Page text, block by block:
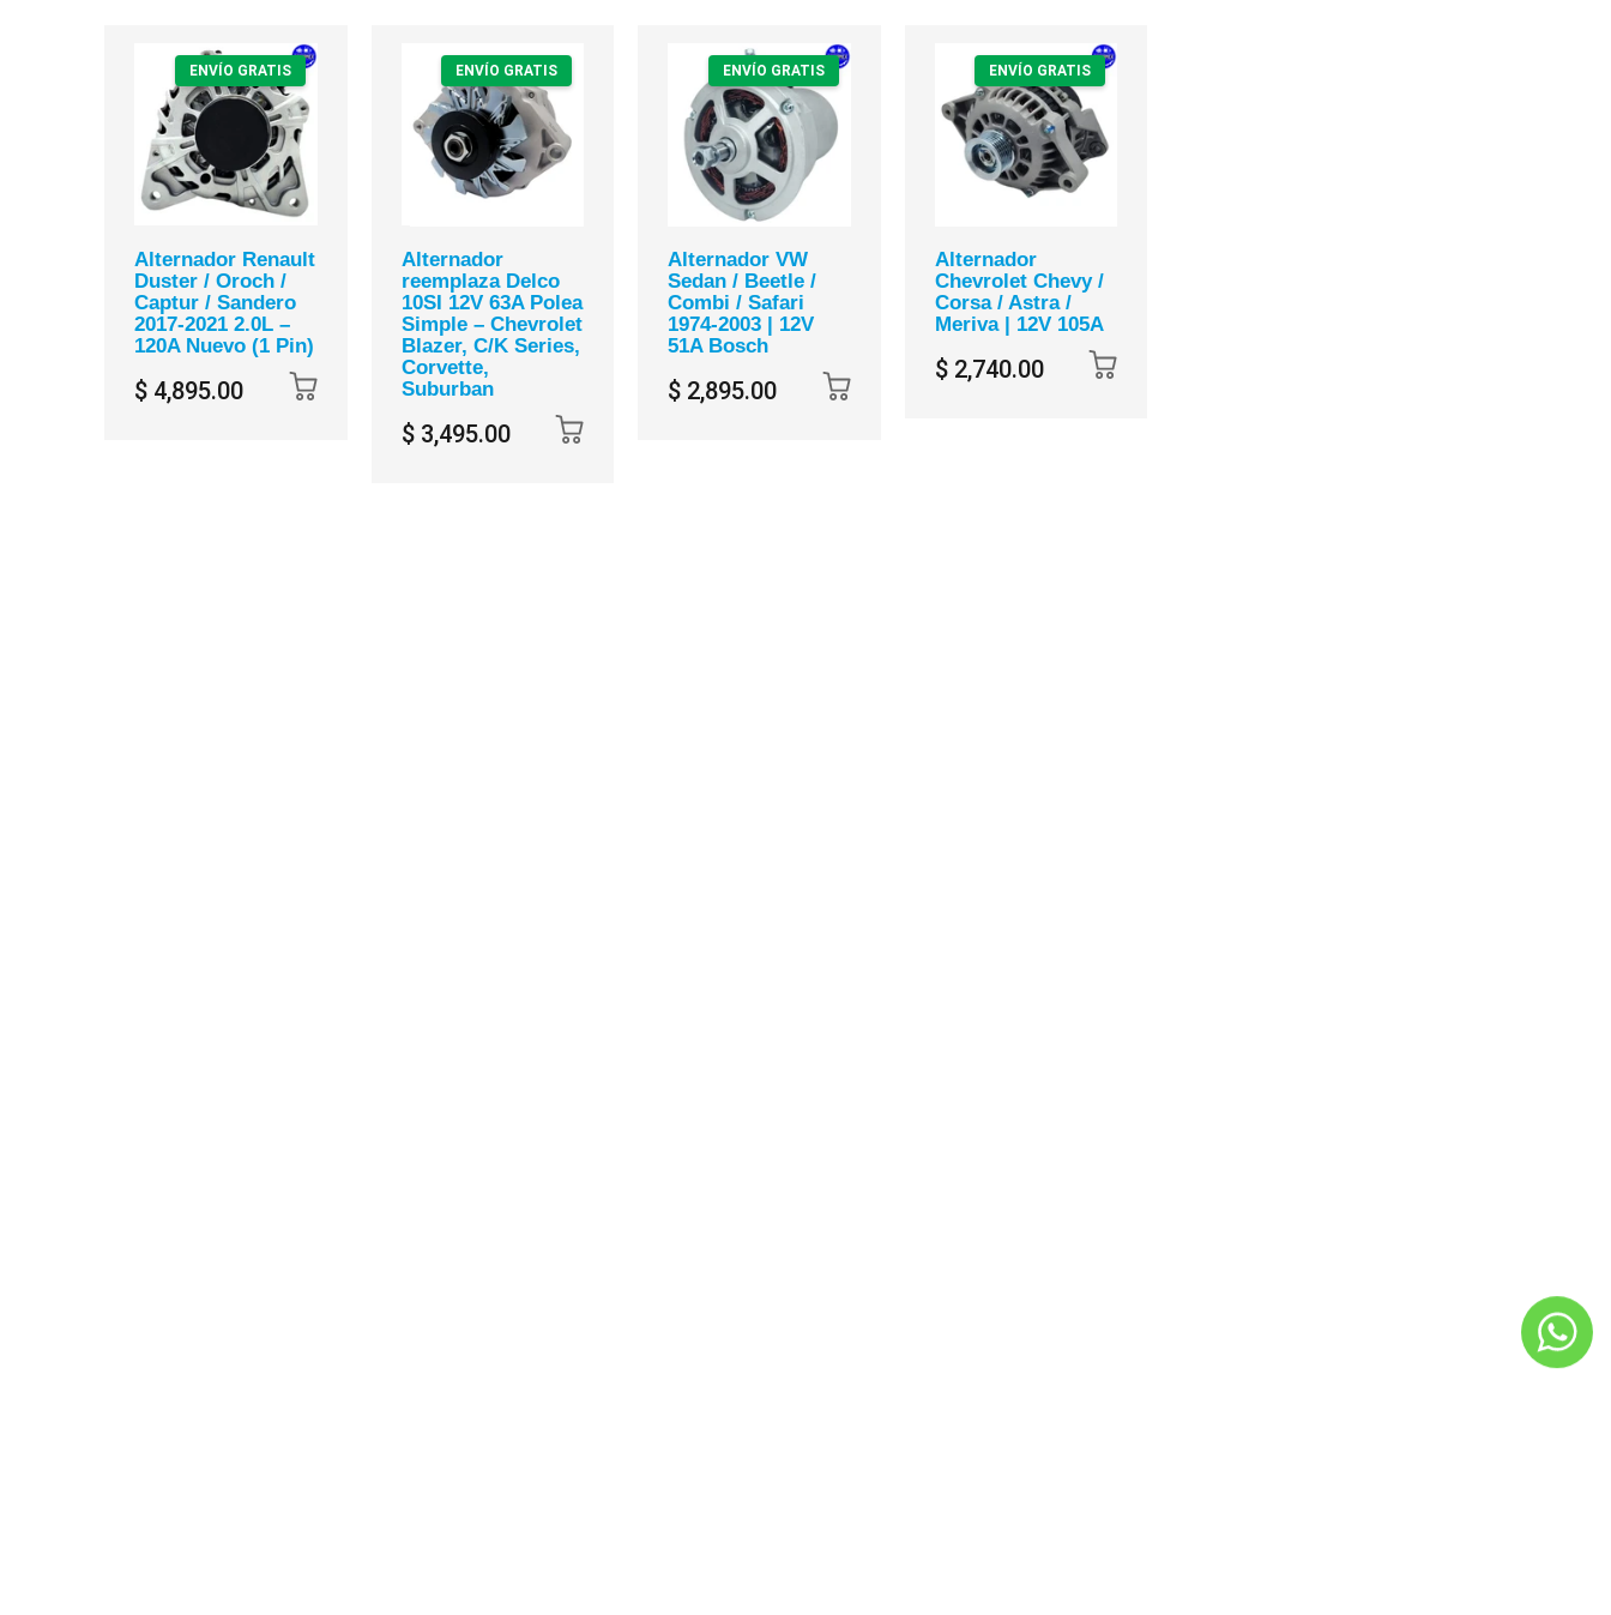
ENVÍO GRATIS
Alternador Renault
Duster / Oroch /
Captur / Sandero
2017-2021 2.0L –
120A Nuevo (1 Pin)
$ 4,895.00
ENVÍO GRATIS
Alternador
reemplaza Delco
10SI 12V 63A Polea
Simple – Chevrolet
Blazer, C/K Series,
Corvette,
Suburban
$ 3,495.00
ENVÍO GRATIS
Alternador VW
Sedan / Beetle /
Combi / Safari
1974-2003 | 12V
51A Bosch
$ 2,895.00
ENVÍO GRATIS
Alternador
Chevrolet Chevy /
Corsa / Astra /
Meriva | 12V 105A
$ 2,740.00